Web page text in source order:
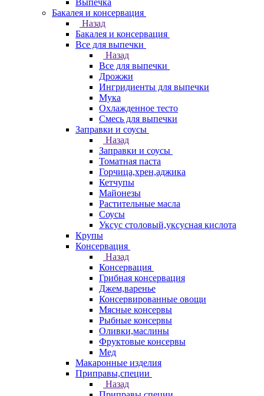
Выпечка
Бакалея и консервация
Назад
Бакалея и консервация
Все для выпечки
Назад
Все для выпечки
Дрожжи
Ингридиенты для выпечки
Мука
Охлажденное тесто
Смесь для выпечки
Заправки и соусы
Назад
Заправки и соусы
Томатная паста
Горчица,хрен,аджика
Кетчупы
Майонезы
Растительные масла
Соусы
Уксус столовый,уксусная кислота
Крупы
Консервация
Назад
Консервация
Грибная консервация
Джем,варенье
Консервированные овощи
Мясные консервы
Рыбные консервы
Оливки,маслины
Фруктовые консервы
Мед
Макаронные изделия
Приправы,специи
Назад